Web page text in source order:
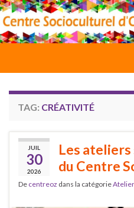
TAG: CRÉATIVITÉ
JUIL
30
2026
Les
du Centre
De centreoz dans la catégorieAtelier